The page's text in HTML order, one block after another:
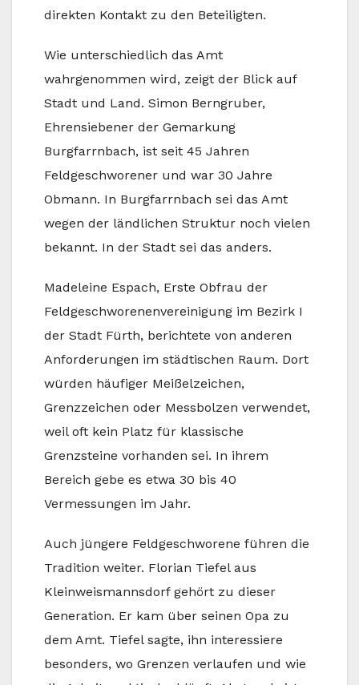
direkten Kontakt zu den Beteiligten.
Wie unterschiedlich das Amt
wahrgenommen wird, zeigt der Blick auf
Stadt und Land. Simon Berngruber,
Ehrensiebener der Gemarkung
Burgfarrnbach, ist seit 45 Jahren
Feldgeschworener und war 30 Jahre
Obmann. In Burgfarrnbach sei das Amt
wegen der ländlichen Struktur noch vielen
bekannt. In der Stadt sei das anders.
Madeleine Espach, Erste Obfrau der
Feldgeschworenenvereinigung im Bezirk I
der Stadt Fürth, berichtete von anderen
Anforderungen im städtischen Raum. Dort
würden häufiger Meißelzeichen,
Grenzzeichen oder Messbolzen verwendet,
weil oft kein Platz für klassische
Grenzsteine vorhanden sei. In ihrem
Bereich gebe es etwa 30 bis 40
Vermessungen im Jahr.
Auch jüngere Feldgeschworene führen die
Tradition weiter. Florian Tiefel aus
Kleinweismannsdorf gehört zu dieser
Generation. Er kam über seinen Opa zu
dem Amt. Tiefel sagte, ihn interessiere
besonders, wo Grenzen verlaufen und wie